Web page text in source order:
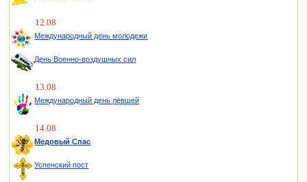
12.08
Международный день молодежи
День Военно-воздушных сил
13.08
Международный день левшей
14.08
Медовый Спас
Успенский пост